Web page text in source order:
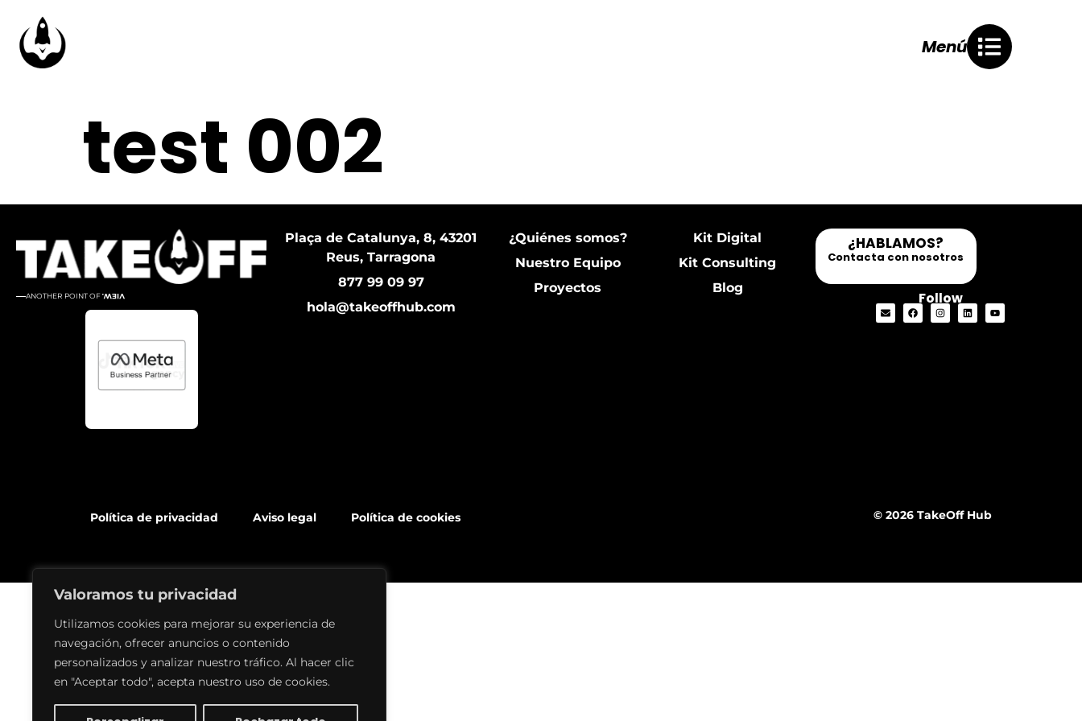
Valoramos tu privacidad
Utilizamos cookies para mejorar su experiencia de
navegación, ofrecer anuncios o contenido
personalizados y analizar nuestro tráfico. Al hacer clic
en "Aceptar todo", acepta nuestro uso de cookies.
Menú
test 002
ANOTHER POINT OFVIEW.
Plaça de Catalunya, 8, 43201
Reus, Tarragona
877 99 09 97
hola@takeoffhub.com
¿Quiénes somos?
Nuestro Equipo
Proyectos
Kit Digital
Kit Consulting
Blog
¿HABLAMOS?
Contacta con nosotros
Follow
Política de privacidad Aviso legal Política de cookies © 2026 TakeOff Hub